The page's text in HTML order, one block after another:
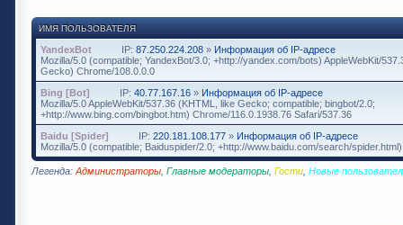
ИМЯ ПОЛЬЗОВАТЕЛЯ
YandexBot IP: 87.250.224.208 » Информация об IP-адресе
Mozilla/5.0 (compatible; YandexBot/3.0; +http://yandex.com/bots) AppleWebKit/
Gecko) Chrome/108.0.0.0
Bing [Bot]
IP: 40.77.167.16 » Информация об IP-адресе
Mozilla/5.0 AppleWebKit/537.36 (KHTML, like Gecko; compatible; bingbot/2.0;
+http://www.bing.com/bingbot.htm) Chrome/116.0.1938.76 Safari/537.36
Baidu [Spider]
IP: 220.181.108.177 » Информация об IP-адресе
Mozilla/5.0 (compatible; Baiduspider/2.0; +http://www.baidu.com/search/spider.html)
Легенда: Администраторы Главные модераторы Гости Новые